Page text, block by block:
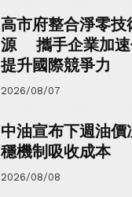
高市府整合淨零技
源 攜手企業加速
提升國際競爭力
2026/08/07
中油宣布下週油
穩機制吸收成本
2026/08/08